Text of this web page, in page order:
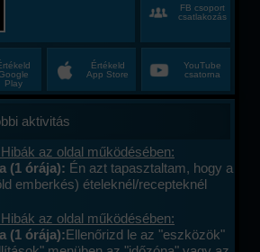
FB csoport
csatlakozás
Play
Értékeld
App Store
YouTube
csatorna
aktivitás
az oldal működésében:
(1 órája): Én azt tapasztaltam, hogy a
emberkés) ételeknél/recepteknél
Viszont (szerintem) nem kell/érdemes
közösbe ajánlani
huszadszor ami egyszer már fent
az oldal működésében:
(1 órája):Ellenőrizd le az "eszközök"